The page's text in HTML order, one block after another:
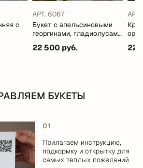
с
АРТ. 6067
Букет с апельсиновыми
георгинами, гладиолусами
и пионовидными розами
22 500 руб. 22
БУКЕТЫ
01
Прилагаем инструкцию,
подкормку и открытку для
самых теплых пожеланий